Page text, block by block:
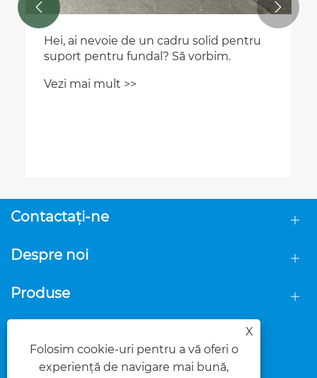
Hei, ai nevoie de un cadru solid pentru
suport pentru fundal? Să vorbim.
Vezi mai mult >>
 
Contactaţi-ne
Despre noi
Produse
X
Folosim cookie-uri pentru a vă oferi o
experiență de navigare mai bună,